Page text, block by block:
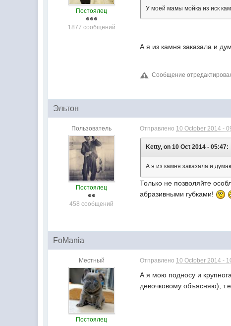
Постоялец
1877 сообщений
У моей мамы мойка из иск
А я из камня заказала и
Сообщение
Эльтон
Пользователь
Постоялец
458 сообщений
Отправлено 10 October 2014 -
Ketty, on 10 Oct 2014 - 05:47:
А я из камня заказала и
Только не позволяйте
абразивными губками!
FoMania
Местный
Постоялец
Отправлено 10 October 2014 -
А я мою подносу и
девочковому объясняю),